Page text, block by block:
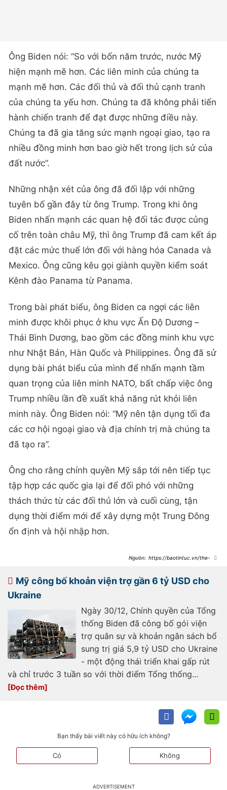
Ông Biden nói: “So với bốn năm trước, nước Mỹ
hiện mạnh mẽ hơn. Các liên minh của chúng ta
mạnh mẽ hơn. Các đối thủ và đối thủ cạnh tranh
của chúng ta yếu hơn. Chúng ta đã không phải tiến
hành chiến tranh để đạt được những điều này.
Chúng ta đã gia tăng sức mạnh ngoại giao, tạo ra
nhiều đồng minh hơn bao giờ hết trong lịch sử của
đất nước”.
Những nhận xét của ông đã đối lập với những
tuyên bố gần đây từ ông Trump. Trong khi ông
Biden nhấn mạnh các quan hệ đối tác được củng
cố trên toàn châu Mỹ, thì ông Trump đã cam kết áp
đặt các mức thuế lớn đối với hàng hóa Canada và
Mexico. Ông cũng kêu gọi giành quyền kiểm soát
Kênh đào Panama từ Panama.
Trong bài phát biểu, ông Biden ca ngợi các liên
minh được khôi phục ở khu vực Ấn Độ Dương –
Thái Bình Dương, bao gồm các đồng minh khu vực
như Nhật Bản, Hàn Quốc và Philippines. Ông đã sử
dụng bài phát biểu của mình để nhấn mạnh tầm
quan trọng của liên minh NATO, bất chấp việc ông
Trump nhiều lần đề xuất khả năng rút khỏi liên
minh này. Ông Biden nói: “Mỹ nên tận dụng tối đa
các cơ hội ngoại giao và địa chính trị mà chúng ta
đã tạo ra”.
Ông cho rằng chính quyền Mỹ sắp tới nên tiếp tục
tập hợp các quốc gia lại để đối phó với những
thách thức từ các đối thủ lớn và cuối cùng, tận
dụng thời điểm mới để xây dựng một Trung Đông
ổn định và hội nhập hơn.
https://baotintuc.vn/the-
biden-ve-chinh-sach-doi-ngoai-
20250114113214710.htm
Mỹ công bố khoản viện trợ gần 6 tỷ USD cho
Ukraine
Ngày 30/12, Chính quyền của Tổng
thống Biden đã công bố gói viện
trợ quân sự và khoản ngân sách bổ
sung trị giá 5,9 tỷ USD cho Ukraine
- một động thái triển khai gấp rút
và chỉ trước 3 tuần so với thời điểm Tổng thống...
Bạn thấy bài viết này có hữu ích không?
Có Không